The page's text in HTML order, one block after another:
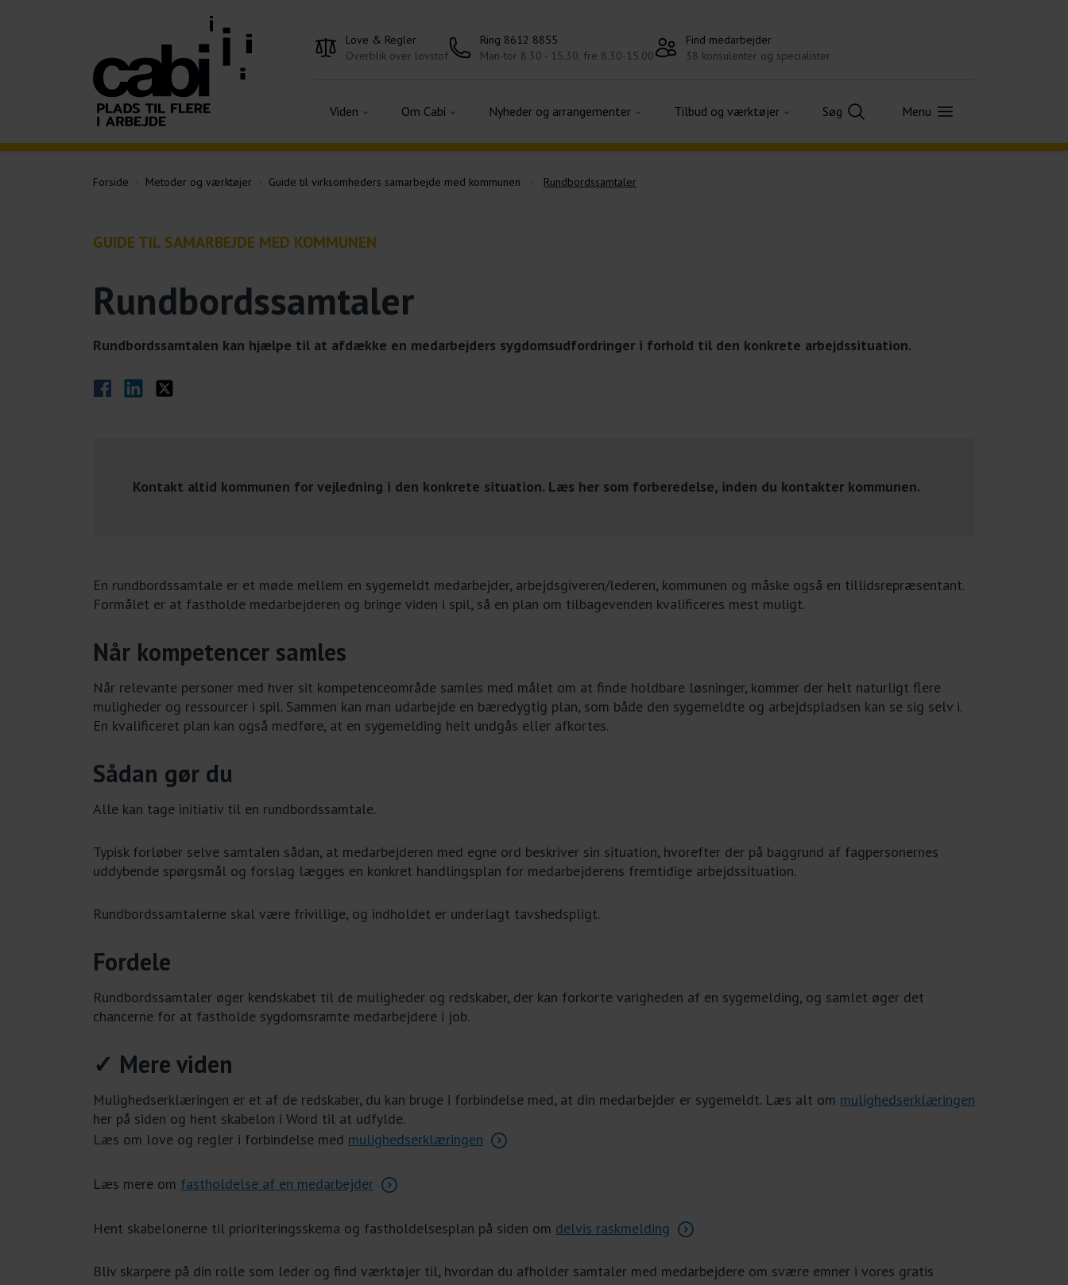
Love & Regler
Overblik over lovstof
Ring 8612 8855
Man-tor 8.30 - 15.30, fre 8.30-15.00
Find medarbejder
38 konsulenter og specialister
Viden Om Cabi Nyheder og arrangementer Tilbud og værktøjer Søg Menu
Forside Metoder og værktøjer Guide til virksomheders samarbejde med kommunen Rundbordssamtaler
GUIDE TIL SAMARBEJDE MED KOMMUNEN
Rundbordssamtaler
Rundbordssamtalen kan hjælpe til at afdække en medarbejders sygdomsudfordringer i forhold til den konkrete arbejdssituation.
Del på Facebook
Del på LinkedIn
Del på Twitter
Kontakt altid kommunen for vejledning i den konkrete situation. Læs her som forberedelse, inden du kontakter kommunen.
En rundbordssamtale er et møde mellem en sygemeldt medarbejder, arbejdsgiveren/lederen, kommunen og måske også en tillidsrepræsentant.
Formålet er at fastholde medarbejderen og bringe viden i spil, så en plan om tilbagevenden kvalificeres mest muligt.
Når kompetencer samles
Når relevante personer med hver sit kompetenceområde samles med målet om at finde holdbare løsninger, kommer der helt naturligt flere
muligheder og ressourcer i spil. Sammen kan man udarbejde en bæredygtig plan, som både den sygemeldte og arbejdspladsen kan se sig selv i.
En kvalificeret plan kan også medføre, at en sygemelding helt undgås eller afkortes.
Sådan gør du
Alle kan tage initiativ til en rundbordssamtale.
Typisk forløber selve samtalen sådan, at medarbejderen med egne ord beskriver sin situation, hvorefter der på baggrund af fagpersonernes
uddybende spørgsmål og forslag lægges en konkret handlingsplan for medarbejderens fremtidige arbejdssituation.
Rundbordssamtalerne skal være frivillige, og indholdet er underlagt tavshedspligt.
Fordele
Rundbordssamtaler øger kendskabet til de muligheder og redskaber, der kan forkorte varigheden af en sygemelding, og samlet øger det
chancerne for at fastholde sygdomsramte medarbejdere i job.
✓ Mere viden
Mulighedserklæringen er et af de redskaber, du kan bruge i forbindelse med, at din medarbejder er sygemeldt. Læs alt om mulighedserklæringen
her på siden og hent skabelon i Word til at udfylde.
Læs om love og regler i forbindelse med mulighedserklæringen
Læs mere om fastholdelse af en medarbejder
Hent skabelonerne til prioriteringsskema og fastholdelsesplan på siden om delvis raskmelding
Bliv skarpere på din rolle som leder og find værktøjer til, hvordan du afholder samtaler med medarbejdere om svære emner i vores gratis